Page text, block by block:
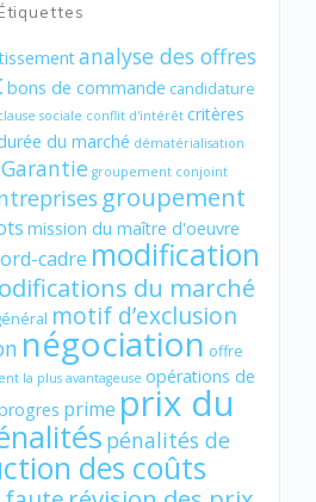
analyse des offres
bons de commande candidature
sociale conflit d'intérêt critères
du marché dématérialisation
Garantie groupement conjoint
groupement
mission du maître d'oeuvre
cadre modification
du marché
motif d’exclusion
négociation offre
la plus avantageuse opérations de
prime prix du
pénalités de
des coûts